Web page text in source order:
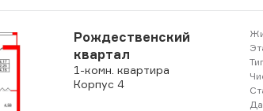
Рождественский
квартал
1-комн. квартира
Корпус 4